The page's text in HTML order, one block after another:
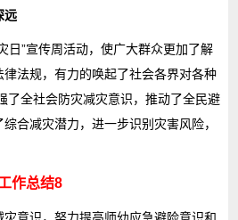
远
日”宣传周活动，使广大群众更加了解
法规，有力的唤起了社会各界对各种
了全社会防灾减灾意识，推动了全民避
合减灾潜力，进一步识别灾害风险，
作总结8